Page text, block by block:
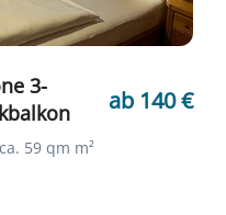
3-
ab 140 €
ca. 59 qm m²